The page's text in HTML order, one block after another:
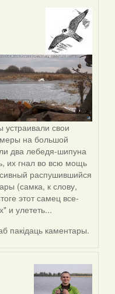
свои
на большой
два лебедя-шипуна
их гнал во всю мощь
распушившийся
(самка, к слову,
этот самец все-
и улететь...
пакідаць каментары.